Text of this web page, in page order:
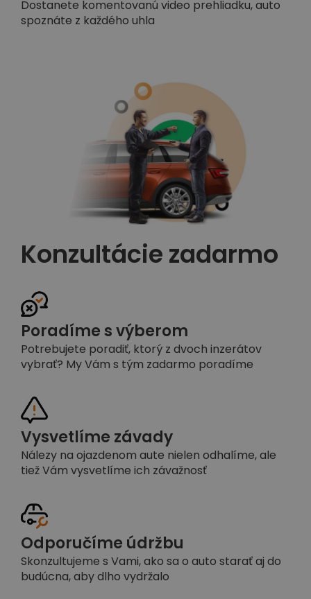
Dostanete komentovanú video prehliadku, auto
spoznáte z každého uhla
Konzultácie zadarmo
Poradíme s výberom
Potrebujete poradiť, ktorý z dvoch inzerátov
vybrať? My Vám s tým zadarmo poradíme
Vysvetlíme závady
Nálezy na ojazdenom aute nielen odhalíme, ale
tiež Vám vysvetlíme ich závažnosť
Odporučíme údržbu
Skonzultujeme s Vami, ako sa o auto starať aj do
budúcna, aby dlho vydržalo